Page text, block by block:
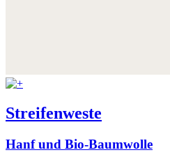
Streifenweste
Hanf und Bio-Baumwolle